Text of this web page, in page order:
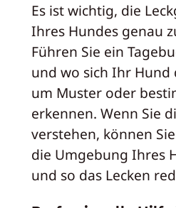
Es ist wichtig, die
Ihres Hundes genau
Führen Sie ein
und wo sich Ihr Hund
um Muster oder
erkennen. Wenn Sie
verstehen, können
die Umgebung Ihres
und so das Lecken